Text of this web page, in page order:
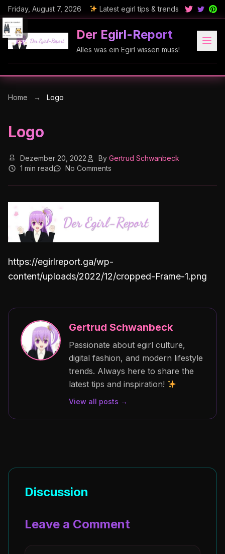
Friday, August 7, 2026 Latest egirl tips & trends
Der Egirl-Report
Alles was ein Egirl wissen muss!
Home → Logo
Logo
Dezember 20, 2022 By Gertrud Schwanbeck
1 min read
No Comments
https://egirlreport.ga/wp-
content/uploads/2022/12/cropped-Frame-1.png
Gertrud Schwanbeck
Passionate about egirl culture,
digital fashion, and modern lifestyle
trends. Always here to share the
latest tips and inspiration!
View all posts →
Discussion
Leave a Comment